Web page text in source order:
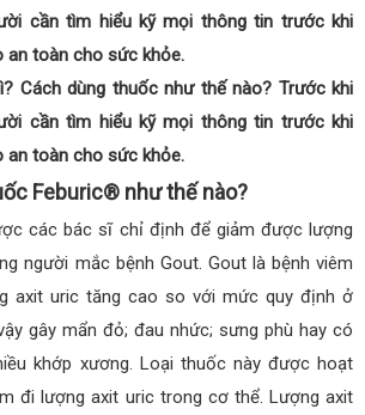
cần tìm hiểu kỹ mọi thông tin trước khi
an toàn cho sức khỏe.
Cách dùng thuốc như thế nào? Trước khi
cần tìm hiểu kỹ mọi thông tin trước khi
an toàn cho sức khỏe.
Feburic® như thế nào?
các bác sĩ chỉ định để giảm được lượng
người mắc bệnh Gout. Gout là bệnh viêm
axit uric tăng cao so với mức quy định ở
gây mẩn đỏ; đau nhức; sưng phù hay có
khớp xương. Loại thuốc này được hoạt
đi lượng axit uric trong cơ thể. Lượng axit